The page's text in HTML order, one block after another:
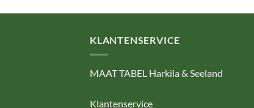
KLANTENSERVICE
MAAT TABEL Harkila & Seeland
Klantenservice